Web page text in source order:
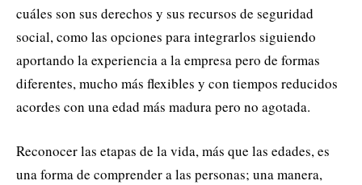
cuáles son sus derechos y sus recursos de seguridad
social, como las opciones para integrarlos siguiendo
aportando la experiencia a la empresa pero de formas
diferentes, mucho más flexibles y con tiempos reducidos
acordes con una edad más madura pero no agotada.
Reconocer las etapas de la vida, más que las edades, es
una forma de comprender a las personas; una manera,